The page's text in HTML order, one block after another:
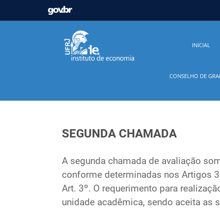
GOVBR
Casa Civil Ministério da Justiça e Segurança
Secretaria de Governo Gabinete de Segurança
INICIAL
CONSELHO DE
SEGUNDA CHAMADA
A segunda chamada de avaliação
conforme determinadas nos Artigos
Art. 3º. O requerimento para
unidade acadêmica, sendo aceita as